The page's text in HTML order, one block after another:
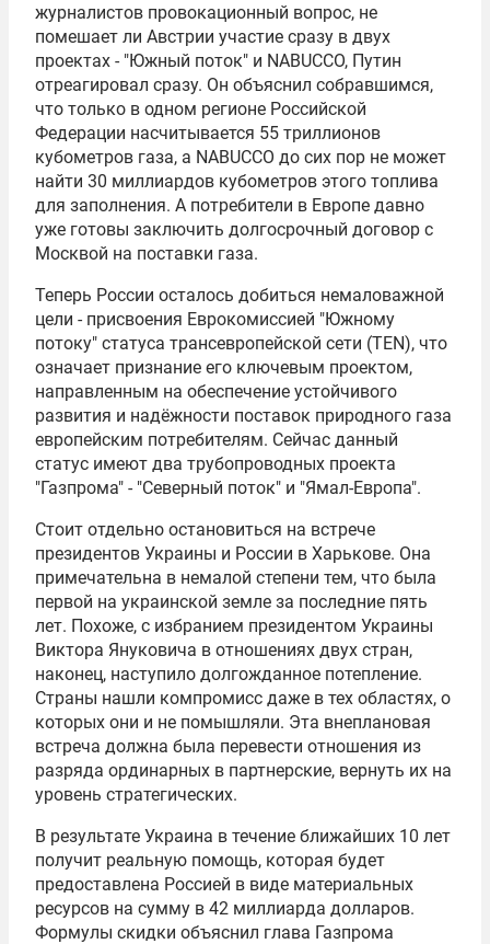
журналистов провокационный вопрос, не
помешает ли Австрии участие сразу в двух
проектах - "Южный поток" и NABUCCO, Путин
отреагировал сразу. Он объяснил собравшимся,
что только в одном регионе Российской
Федерации насчитывается 55 триллионов
кубометров газа, а NABUCCO до сих пор не может
найти 30 миллиардов кубометров этого топлива
для заполнения. А потребители в Европе давно
уже готовы заключить долгосрочный договор с
Москвой на поставки газа.
Теперь России осталось добиться немаловажной
цели - присвоения Еврокомиссией "Южному
потоку" статуса трансевропейской сети (TEN), что
означает признание его ключевым проектом,
направленным на обеспечение устойчивого
развития и надёжности поставок природного газа
европейским потребителям. Сейчас данный
статус имеют два трубопроводных проекта
"Газпрома" - "Северный поток" и "Ямал-Европа".
Стоит отдельно остановиться на встрече
президентов Украины и России в Харькове. Она
примечательна в немалой степени тем, что была
первой на украинской земле за последние пять
лет. Похоже, с избранием президентом Украины
Виктора Януковича в отношениях двух стран,
наконец, наступило долгожданное потепление.
Страны нашли компромисс даже в тех областях, о
которых они и не помышляли. Эта внеплановая
встреча должна была перевести отношения из
разряда ординарных в партнерские, вернуть их на
уровень стратегических.
В результате Украина в течение ближайших 10 лет
получит реальную помощь, которая будет
предоставлена Россией в виде материальных
ресурсов на сумму в 42 миллиарда долларов.
Формулы скидки объяснил глава Газпрома